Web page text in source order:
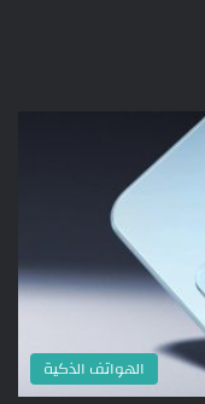
الهواتف الذكية